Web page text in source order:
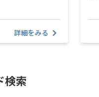
詳細をみる
検索